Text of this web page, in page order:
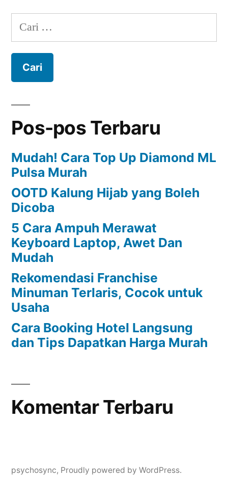
Cari
untuk:
Pos-pos Terbaru
Mudah! Cara Top Up Diamond ML
Pulsa Murah
OOTD Kalung Hijab yang Boleh
Dicoba
5 Cara Ampuh Merawat
Keyboard Laptop, Awet Dan
Mudah
Rekomendasi Franchise
Minuman Terlaris, Cocok untuk
Usaha
Cara Booking Hotel Langsung
dan Tips Dapatkan Harga Murah
Komentar Terbaru
psychosync, Proudly powered by WordPress.